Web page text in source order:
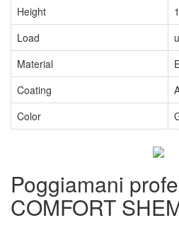
Height
Load
Material
Coating
Color
Poggiamani
COMFORT